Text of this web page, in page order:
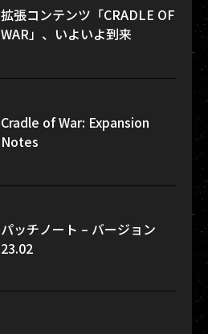
拡張コンテンツ「CRADLE OF
WAR」、いよいよ到来
Cradle of War: Expansion
Notes
パッチノート – バージョン
23.02